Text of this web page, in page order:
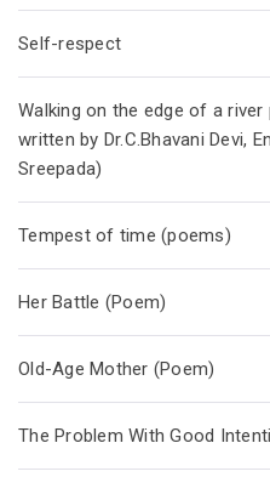
Self-respect
Walking on the edge of a
written by Dr.C.Bhavani Devi,
Sreepada)
Tempest of time (poems)
Her Battle (Poem)
Old-Age Mother (Poem)
The Problem With Good